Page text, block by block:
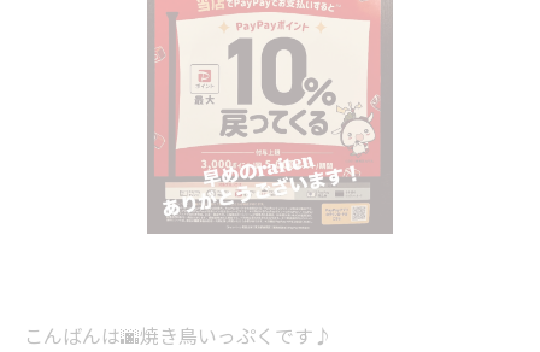
こんばんは🌆焼き鳥いっぷくです♪